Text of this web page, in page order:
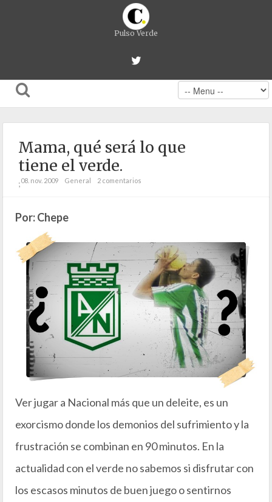
Pulso Verde
Mama, qué será lo que
tiene el verde.
;08. nov. 2009 General 2 comentarios
Por: Chepe
Ver jugar a Nacional más que un deleite, es un
exorcismo donde los demonios del sufrimiento y la
frustración se combinan en 90 minutos. En la
actualidad con el verde no sabemos si disfrutar con
los escasos minutos de buen juego o sentirnos